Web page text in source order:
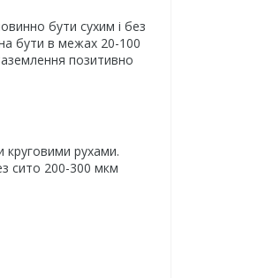
бути сухим і без
бути в межах 20-100
позитивно
круговими рухами.
сито 200-300 мкм